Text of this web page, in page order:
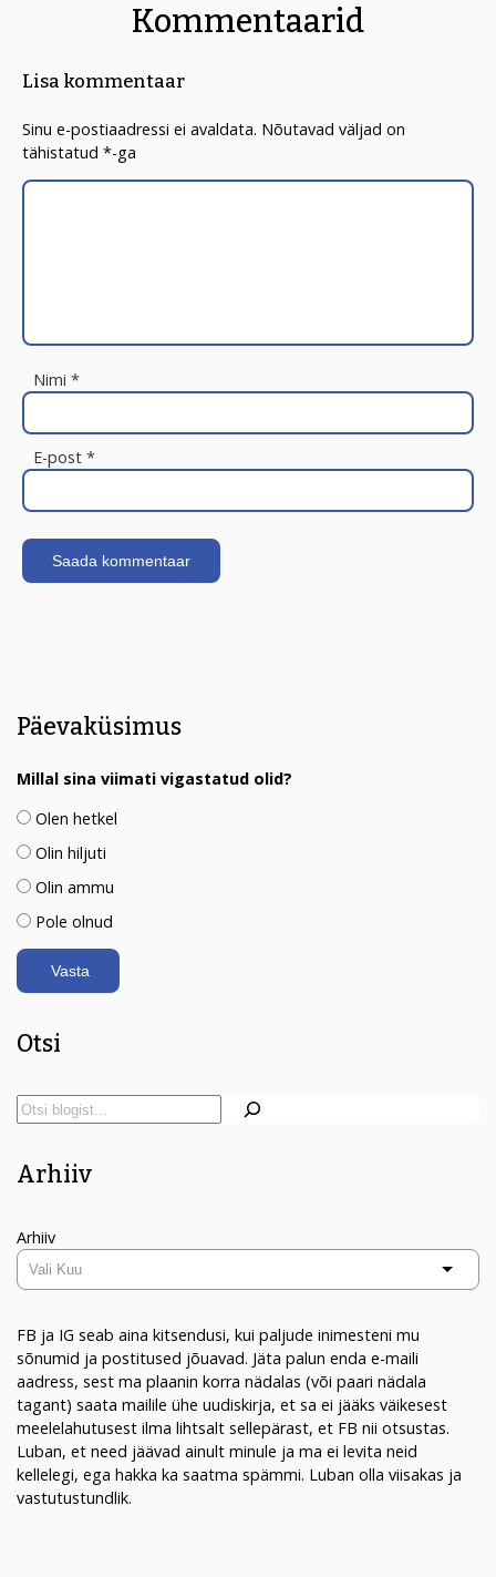
Kommentaarid
Lisa kommentaar
Sinu e-postiaadressi ei avaldata. Nõutavad väljad on
tähistatud *-ga
Nimi *
E-post *
Päevaküsimus
Millal sina viimati vigastatud olid?
Olen hetkel
Olin hiljuti
Olin ammu
Pole olnud
Otsi
Arhiiv
Arhiiv
FB ja IG seab aina kitsendusi, kui paljude inimesteni mu
sõnumid ja postitused jõuavad. Jäta palun enda e-maili
aadress, sest ma plaanin korra nädalas (või paari nädala
tagant) saata mailile ühe uudiskirja, et sa ei jääks väikesest
meelelahutusest ilma lihtsalt sellepärast, et FB nii otsustas.
Luban, et need jäävad ainult minule ja ma ei levita neid
kellelegi, ega hakka ka saatma spämmi. Luban olla viisakas ja
vastutustundlik.